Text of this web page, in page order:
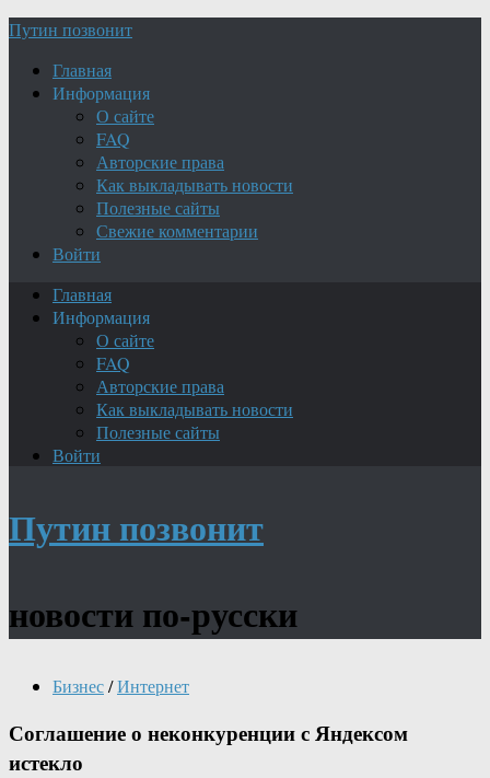
Путин позвонит
Главная
Информация
О сайте
FAQ
Авторские права
Как выкладывать новости
Полезные сайты
Свежие комментарии
Войти
Главная
Информация
О сайте
FAQ
Авторские права
Как выкладывать новости
Полезные сайты
Войти
Путин позвонит
новости по-русски
Бизнес/Интернет
Соглашение о неконкуренции с Яндексом
истекло